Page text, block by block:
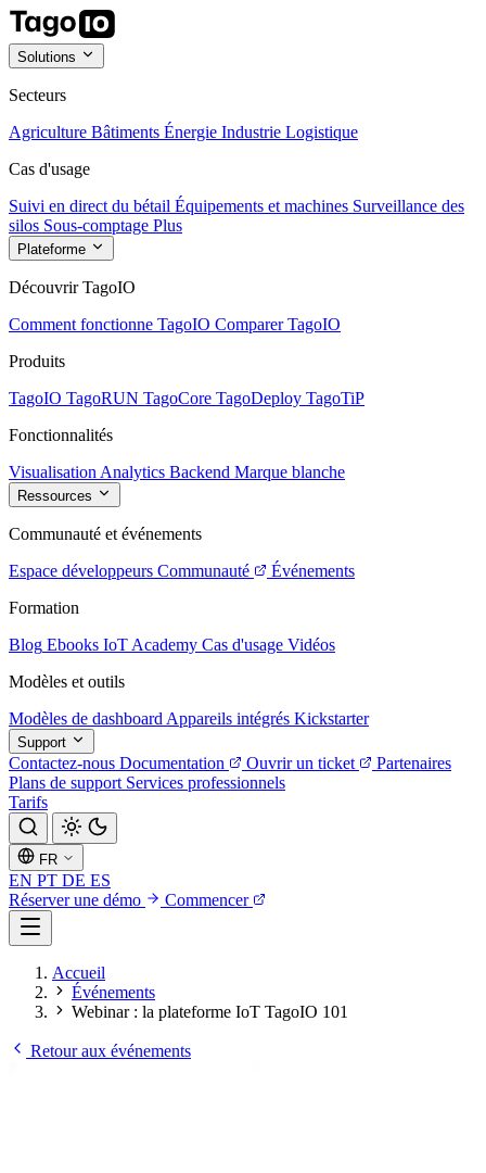
Solutions
Secteurs
Agriculture Bâtiments Énergie Industrie Logistique
Cas d'usage
Suivi en direct du bétail Équipements et machines Surveillance des
silos Sous-comptage Plus
Plateforme
Découvrir TagoIO
Comment fonctionne TagoIO Comparer TagoIO
Produits
TagoIO TagoRUN TagoCore TagoDeploy TagoTiP
Fonctionnalités
Visualisation Analytics Backend Marque blanche
Ressources
Communauté et événements
Espace développeurs Communauté
Événements
Formation
Blog Ebooks IoT Academy Cas d'usage Vidéos
Modèles et outils
Modèles de dashboard Appareils intégrés Kickstarter
Support
Contactez-nous Documentation Ouvrir un ticket
Partenaires
Plans de support Services professionnels
Tarifs
FR
EN PT DE ES
Réserver une démo
Commencer
Accueil
Événements
Webinar : la plateforme IoT TagoIO 101
Retour aux événements